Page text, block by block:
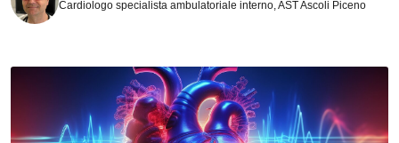
Cardiologo specialista ambulatoriale interno, AST Ascoli Piceno